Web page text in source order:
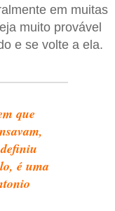
em muitas
muito provável
e se volte a ela.
que
é uma